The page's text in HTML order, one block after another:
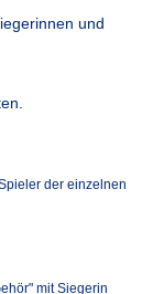
und
der einzelnen
mit Siegerin